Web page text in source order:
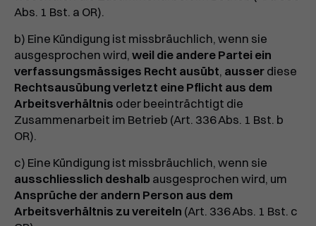
Abs. 1 Bst. a OR).
b) Eine Kündigung ist missbräuchlich, wenn sie
ausgesprochen wird, weil die andere Partei ein
verfassungsmässiges Recht ausübt, ausser diese
Rechtsausübung verletzt eine Pflicht aus dem
Arbeitsverhältnis oder beeinträchtigt die
Zusammenarbeit im Betrieb (Art. 336 Abs. 1 Bst. b
OR).
c) Eine Kündigung ist missbräuchlich, wenn sie
ausschliesslich deshalb ausgesprochen wird, um
Ansprüche der andern Person aus dem
Arbeitsverhältnis zu vereiteln (Art. 336 Abs. 1 Bst. c